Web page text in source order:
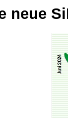
neue